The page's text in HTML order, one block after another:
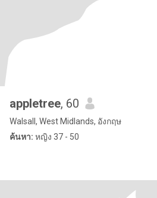
appletree, 60
Walsall, West Midlands, อังกฤษ
ค้นหา: หญิง 37 - 50